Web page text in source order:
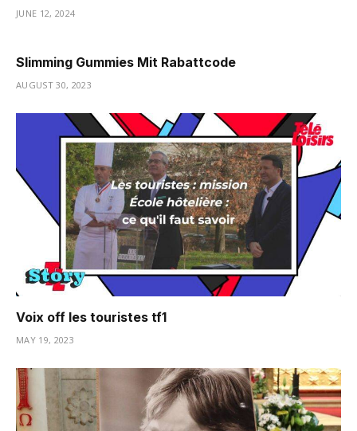
JUNE 12, 2024
Slimming Gummies Mit Rabattcode
AUGUST 30, 2023
Voix off les touristes tf1
MAY 19, 2023